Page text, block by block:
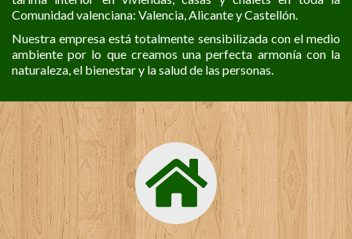
Comunidad valenciana: Valencia, Alicante y Castellón.
Nuestra empresa está totalmente sensibilizada con el medio
ambiente por lo que creamos una perfecta armonía con la
naturaleza, el bienestar y la salud de las personas.